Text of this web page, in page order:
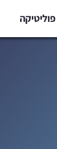
פוליטיקה